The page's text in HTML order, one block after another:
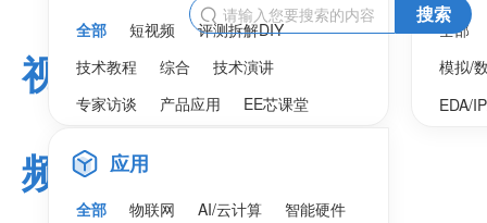
 搜索
视
频
全部 短视频
评测拆解DIY
技术教程
综合
技术演讲
专家访谈
产品应用 EE芯课堂
全部
模拟/
EDA/
应用
全部 物联网 AI/云计算
智能硬件